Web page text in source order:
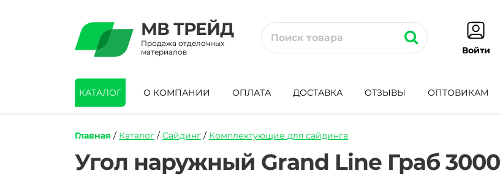
МВ ТРЕЙД
Продажа отделочных
материалов
Войти
КАТАЛОГ О КОМПАНИИ ОПЛАТА ДОСТАВКА ОТЗЫВЫ ОПТОВИКАМ
Главная / Каталог / Сайдинг / Комплектующие для сайдинга
https://mvtrade.ru/images/id/normal/ugol-
naruzhnyy-
Угол наружный Grand Line Граб